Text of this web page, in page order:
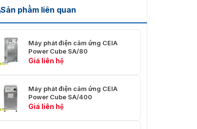
Sản phẩm liên quan
Máy phát điện cảm ứng CEIA
Power Cube SA/80
Giá liên hệ
Máy phát điện cảm ứng CEIA
Power Cube SA/400
Giá liên hệ